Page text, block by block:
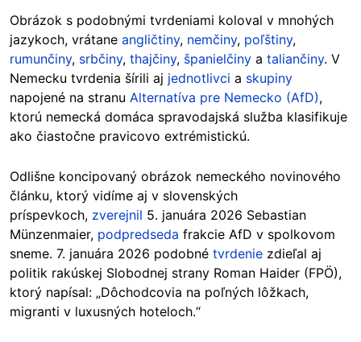
Obrázok s podobnými tvrdeniami koloval v mnohých
jazykoch, vrátane angličtiny, nemčiny, poľštiny,
rumunčiny, srbčiny, thajčiny, španielčiny a taliančiny. V
Nemecku tvrdenia šírili aj jednotlivci a skupiny
napojené na stranu Alternatíva pre Nemecko (AfD),
ktorú nemecká domáca spravodajská služba klasifikuje
ako čiastočne pravicovo extrémistickú.
Odlišne koncipovaný obrázok nemeckého novinového
článku, ktorý vidíme aj v slovenských
príspevkoch, zverejnil 5. januára 2026 Sebastian
Münzenmaier, podpredseda frakcie AfD v spolkovom
sneme. 7. januára 2026 podobné tvrdenie zdieľal aj
politik rakúskej Slobodnej strany Roman Haider (FPÖ),
ktorý napísal: „Dôchodcovia na poľných lôžkach,
migranti v luxusných hoteloch.“